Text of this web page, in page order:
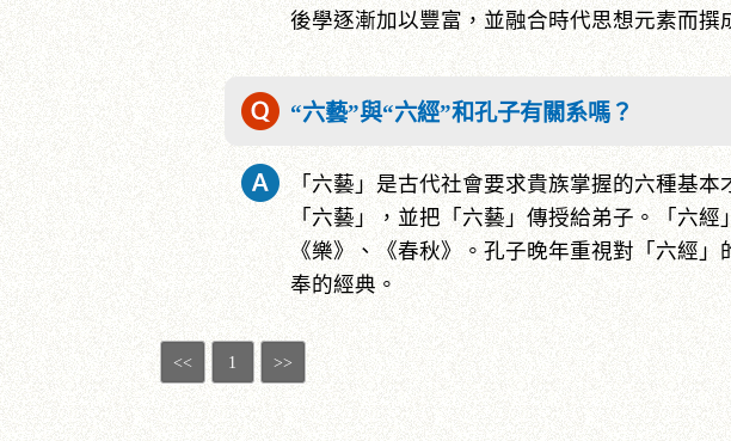
後學逐漸加以豐富，並融合時代思想元素而撰
“六藝”與“六經”和孔子有關系嗎？
「六藝」是古代社會要求貴族掌握的六種基
「六藝」，並把「六藝」傳授給弟子。「六
《樂》、《春秋》。孔子晚年重視對「六經
奉的經典。
<< 1 >>